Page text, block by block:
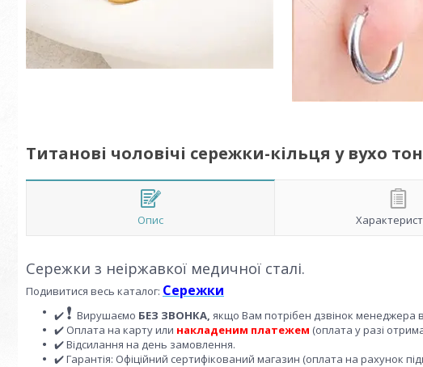
Титанові чоловічі сережки-кільця у вухо
Опис
Сережки з неіржавкої медичної сталі.
Подивитися весь каталог: Сережки
✔️ ❗ Вирушаємо БЕЗ ЗВОНКА, якщо Вам потрібен дзвінок менеджера
✔️ Оплата на карту или накладеним платежем (оплата у разі
✔️ Відсилання на день замовлення.
✔️ Гарантія: Офіційний сертифікований магазин (оплата на рахунок